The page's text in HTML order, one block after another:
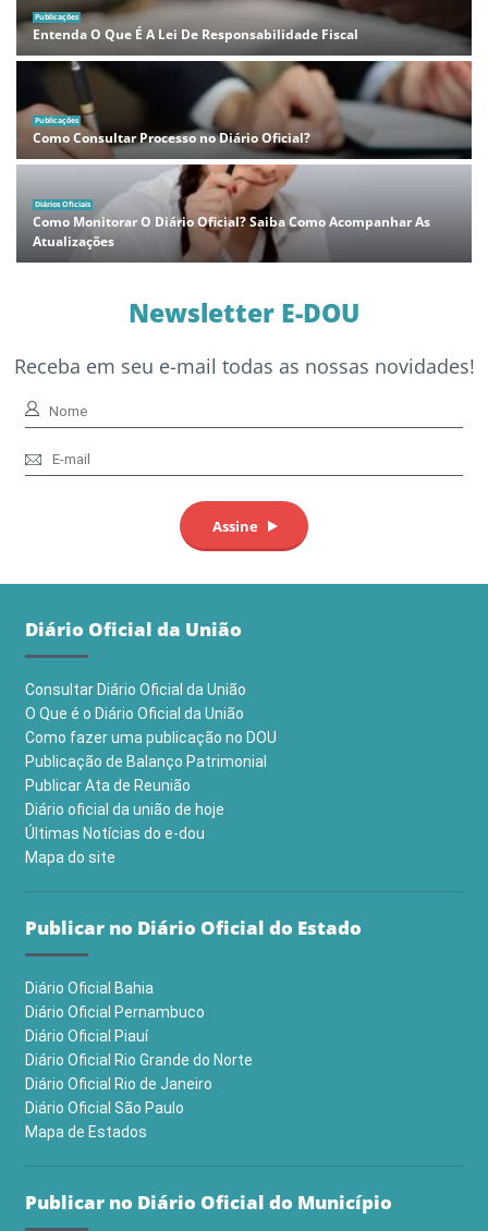
Publicações
Entenda O Que É A Lei De Responsabilidade Fiscal
Publicações
Como Consultar Processo no Diário Oficial?
Diários Oficiais
Como Monitorar O Diário Oficial? Saiba Como Acompanhar As
Atualizações
Newsletter E-DOU
Receba em seu e-mail todas as nossas novidades!
Diário Oficial da União
Consultar Diário Oficial da União
O Que é o Diário Oficial da União
Como fazer uma publicação no DOU
Publicação de Balanço Patrimonial
Publicar Ata de Reunião
Diário oficial da união de hoje
Últimas Notícias do e-dou
Mapa do site
Publicar no Diário Oficial do Estado
Diário Oficial Bahia
Diário Oficial Pernambuco
Diário Oficial Piauí
Diário Oficial Rio Grande do Norte
Diário Oficial Rio de Janeiro
Diário Oficial São Paulo
Mapa de Estados
Publicar no Diário Oficial do Município